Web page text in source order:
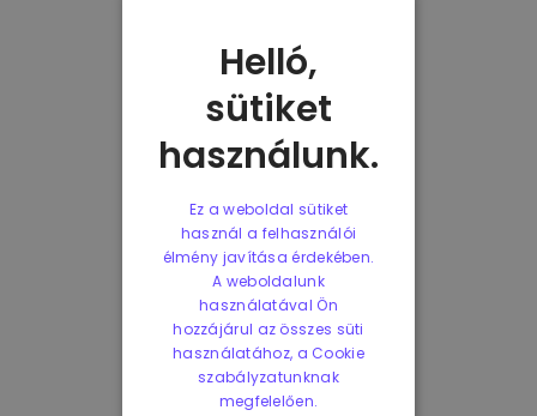
Helló,
sütiket
használunk.
Ez a weboldal sütiket
használ a felhasználói
élmény javítása érdekében.
A weboldalunk
használatával Ön
hozzájárul az összes süti
használatához, a Cookie
szabályzatunknak
megfelelően.